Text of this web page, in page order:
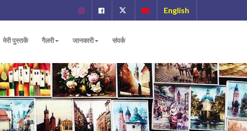
English
मेरी पुस्तकें गैलरी जानकारी संपर्क